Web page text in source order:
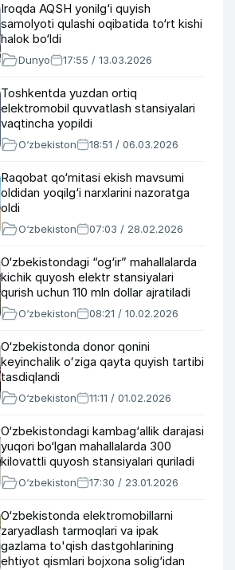
Iroqda AQSH yonilg‘i quyish
samolyoti qulashi oqibatida to‘rt kishi
halok bo‘ldi
Dunyo 17:55 / 13.03.2026
Toshkentda yuzdan ortiq
elektromobil quvvatlash stansiyalari
vaqtincha yopildi
O‘zbekiston 18:51 / 06.03.2026
Raqobat qo‘mitasi ekish mavsumi
oldidan yoqilg‘i narxlarini nazoratga
oldi
O‘zbekiston 07:03 / 28.02.2026
O‘zbekistondagi “og‘ir” mahallalarda
kichik quyosh elektr stansiyalari
qurish uchun 110 mln dollar ajratiladi
O‘zbekiston 08:21 / 10.02.2026
O‘zbekistonda donor qonini
keyinchalik oʻziga qayta quyish tartibi
tasdiqlandi
O‘zbekiston 11:11 / 01.02.2026
O‘zbekistondagi kambag‘allik darajasi
yuqori bo‘lgan mahallalarda 300
kilovattli quyosh stansiyalari quriladi
O‘zbekiston 17:30 / 23.01.2026
O‘zbekistonda elektromobillarni
zaryadlash tarmoqlari va ipak
gazlama to'qish dastgohlarining
ehtiyot qismlari bojxona solig‘idan